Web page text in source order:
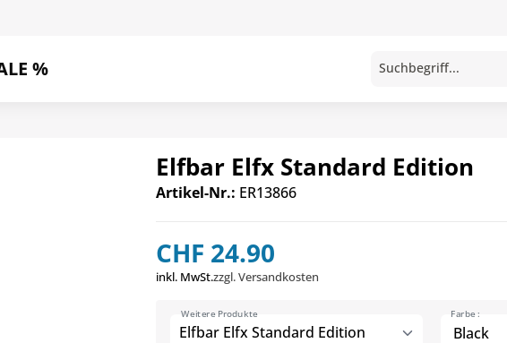
%
Elfbar Elfx Standard Edition
Artikel-Nr.: ER13866
CHF 24.90
inkl. MwSt.zzgl. Versandkosten
Elfbar Elfx Standard Edition
Weitere Produkte Farbe :